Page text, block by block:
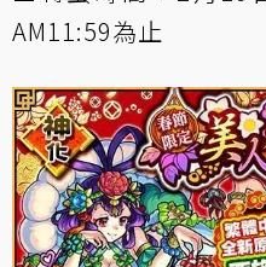
AM11:59為止